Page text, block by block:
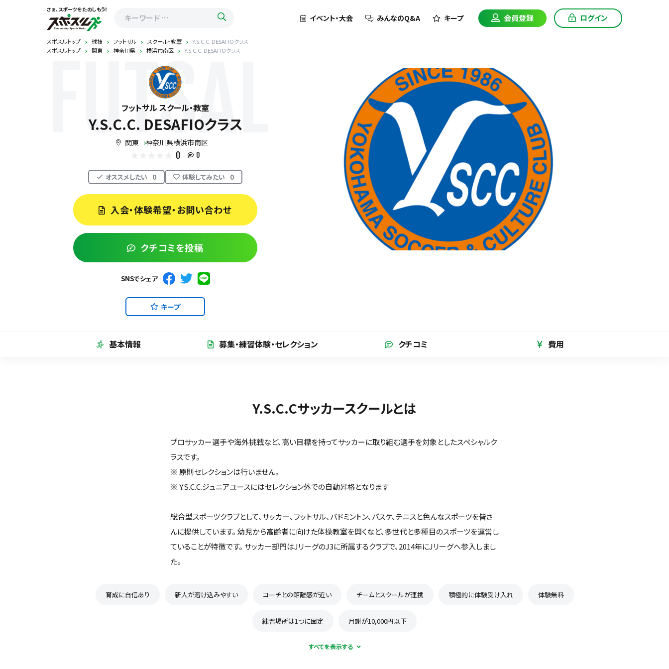
さぁ、スポーツをたのしもう！
イベント・大会 みんなのQ&A キープ 会員登録 ログイン
スポスルトップ 球技 フットサル スクール・教室
Y.S.C.C. DESAFIOクラス
スポスルトップ
関東 神奈川県 横浜市南区 Y.S.C.C. DESAFIOクラス
FUTSAL
フットサル スクール・教室
Y.S.C.C. DESAFIOクラス
関東 神奈川県横浜市南区
0 0
オススメしたい 0 体験してみたい 0
入会・体験希望・お問い合わせ
クチコミを投稿
SNSでシェア
キープ
基本情報 募集・練習体験・セレクション クチコミ 費用
Y.S.C.Cサッカースクールとは
プロサッカー選手や海外挑戦など、高い目標を持ってサッカーに取り組む選手を対象としたスペシャルク
ラスです。
※ 原則セレクションは行いません。
※ Y.S.C.C.ジュニアユースにはセレクション外での自動昇格となります
総合型スポーツクラブとして、サッカー、フットサル、バドミントン、バスケ、テニスと色んなスポーツを皆さ
んに提供しています。 幼児から高齢者に向けた体操教室を開くなど、多世代と多種目のスポーツを運営し
ていることが特徴です。 サッカー部門はJリーグのJ3に所属するクラブで、2014年にJリーグへ参入しまし
た。
育成に自信あり 新人が溶け込みやすい コーチとの距離感が近い チームとスクールが連携 積極的に体験受け入れ 体験無料
練習場所は1つに固定 月謝が10,000円以下